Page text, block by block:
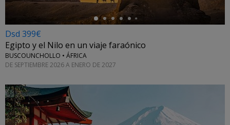
Dsd 399€
Egipto y el Nilo en un viaje faraónico
BUSCOUNCHOLLO • ÁFRICA
DE SEPTIEMBRE 2026 A ENERO DE 2027